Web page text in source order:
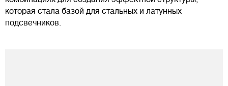
которая стала базой для стальных и латунных
подсвечников.